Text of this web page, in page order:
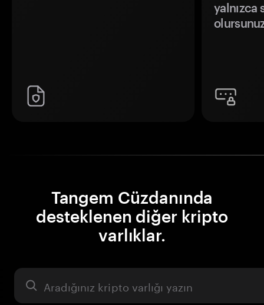
yalnızca
Tangem Cüzdanında
desteklenen diğer kripto
varlıklar.
Varlık